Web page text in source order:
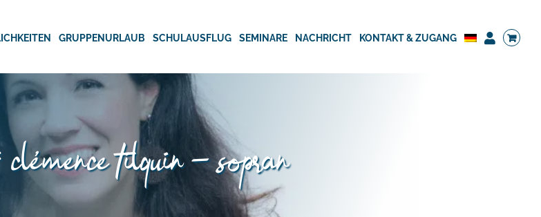
GRUPPENURLAUB SCHULAUSFLUG SEMINARE NACHRICHT KONTAKT & ZUGANG
tilquin – sopran